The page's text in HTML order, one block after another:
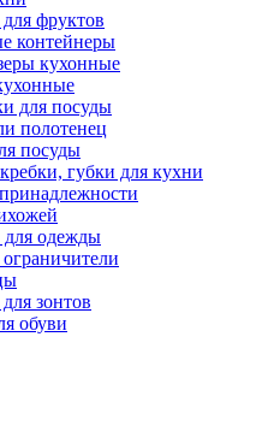
фруктов
контейнеры
кухонные
для посуды
полотенец
посуды
губки для кухни
одежды
зонтов
обуви